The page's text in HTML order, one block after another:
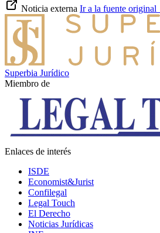
Noticia externa Ir a la fuente original
Superbia Jurídico
Miembro de
Enlaces de interés
ISDE
Economist&Jurist
Confilegal
Legal Touch
El Derecho
Noticias Jurídicas